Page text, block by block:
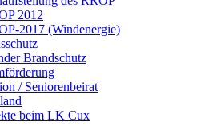
2012
2017 (Windenergie)
Brandschutz
/ Seniorenbeirat
beim LK Cux